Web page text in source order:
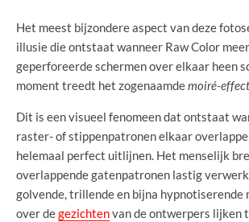
Het meest bijzondere aspect van deze
illusie die ontstaat wanneer Raw Color
geperforeerde schermen over elkaar heen
moment treedt het zogenaamdemoiré-effect
Dit is een visueel fenomeen dat ontstaat
raster- of stippenpatronen elkaar
helemaal perfect uitlijnen. Het menselijk
overlappende gatenpatronen lastig
golvende, trillende en bijna hypnotiserende
over degezichtenvan de ontwerpers lijken